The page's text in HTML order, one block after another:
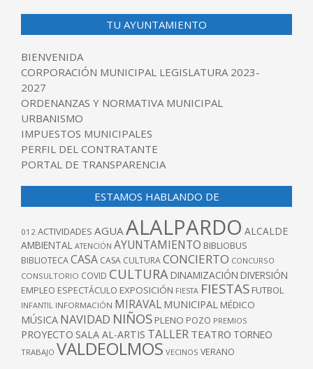
TU AYUNTAMIENTO
BIENVENIDA
CORPORACIÓN MUNICIPAL LEGISLATURA 2023-
2027
ORDENANZAS Y NORMATIVA MUNICIPAL
URBANISMO
IMPUESTOS MUNICIPALES
PERFIL DEL CONTRATANTE
PORTAL DE TRANSPARENCIA
ESTAMOS HABLANDO DE
012 ACTIVIDADES AGUA ALALPARDO ALCALDE
AMBIENTAL ATENCIÓN AYUNTAMIENTO BIBLIOBUS
BIBLIOTECACASA CASA CULTURACONCIERTO CONCURSO
CONSULTORIO COVID CULTURA DINAMIZACIÓN DIVERSIÓN
EMPLEO ESPECTÁCULO EXPOSICIÓN FIESTA FIESTAS FUTBOL
INFANTIL INFORMACIÓN MIRAVAL MUNICIPAL MÉDICO
MÚSICA NAVIDAD NIÑOS PLENO POZO PREMIOS
PROYECTO SALA AL-ARTIS TALLER TEATRO TORNEO
TRABAJO VALDEOLMOS VECINOS VERANO